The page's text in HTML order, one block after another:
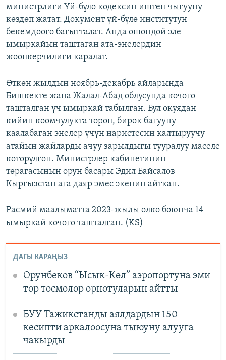
министрлиги Үй-бүлө кодексин иштеп чыгууну
көздөп жатат. Документ үй-бүлө институтун
бекемдөөгө багытталат. Анда ошондой эле
ымыркайын таштаган ата-энелердин
жоопкерчилиги каралат.
Өткөн жылдын ноябрь-декабрь айларында
Бишкекте жана Жалал-Абад облусунда көчөгө
ташталган үч ымыркай табылган. Бул окуядан
кийин коомчулукта төрөп, бирок багууну
каалабаган энелер үчүн наристесин калтыруучу
атайын жайларды ачуу зарылдыгы тууралуу маселе
көтөрүлгөн. Министрлер кабинетинин
төрагасынын орун басары Эдил Байсалов
Кыргызстан ага даяр эмес экенин айткан.
Расмий маалыматта 2023-жылы өлкө боюнча 14
ымыркай көчөгө ташталган. (KS)
ДАГЫ КАРАҢЫЗ
Орунбеков “Ысык-Көл” аэропортуна эми
тор тосмолор орнотуларын айтты
БУУ Тажикстанды аялдардын 150
кесипти аркалоосуна тыюуну алууга
чакырды